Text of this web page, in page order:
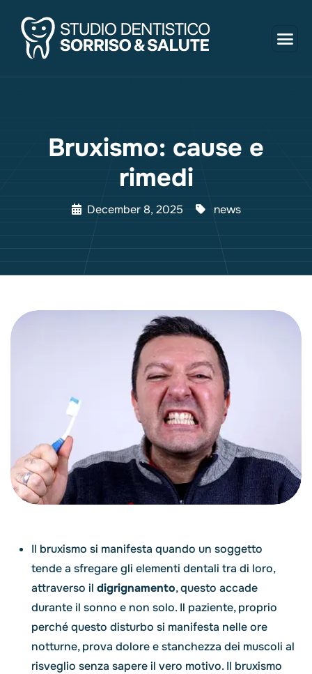
Bruxismo: cause e
rimedi
December 8, 2025 news
Il bruxismo si manifesta quando un soggetto
tende a sfregare gli elementi dentali tra di loro,
attraverso il digrignamento, questo accade
durante il sonno e non solo. Il paziente, proprio
perché questo disturbo si manifesta nelle ore
notturne, prova dolore e stanchezza dei muscoli al
risveglio senza sapere il vero motivo. Il bruxismo